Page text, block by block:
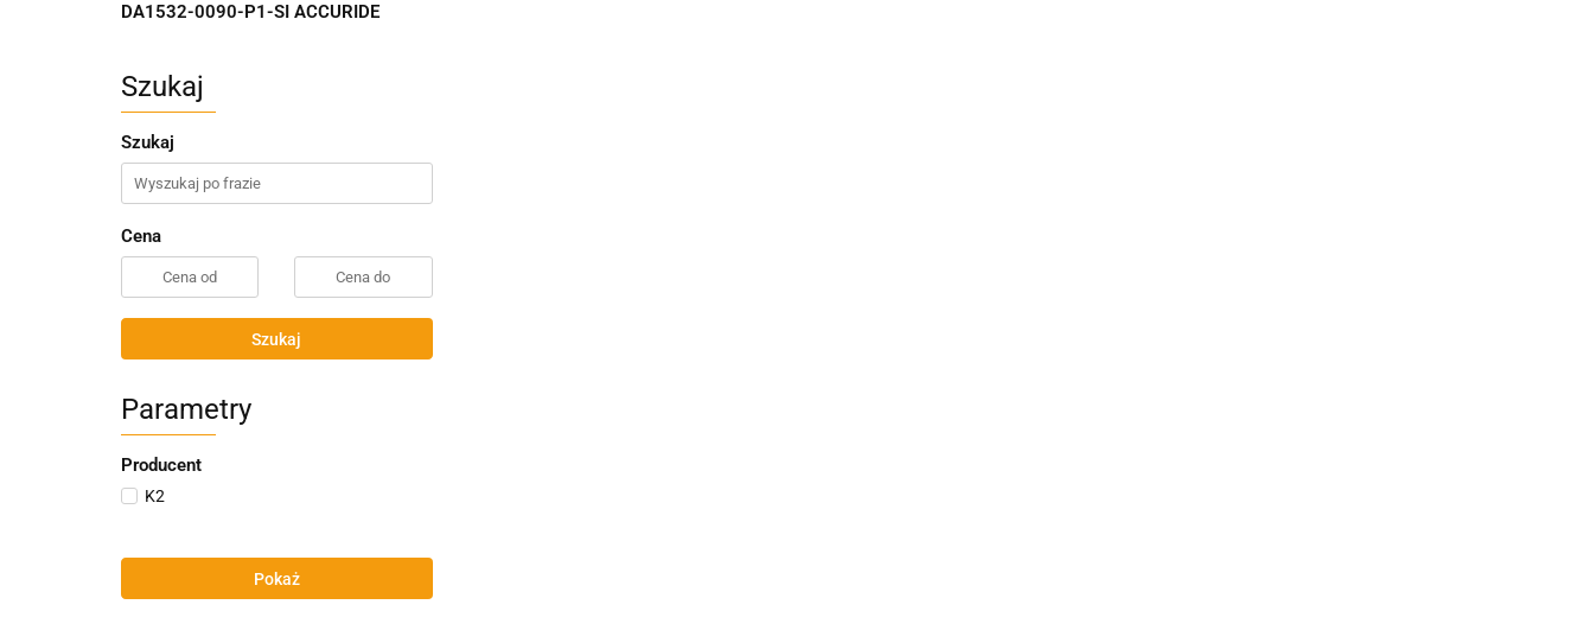
DA1532-0090-P1-SI ACCURIDE
Szukaj
Szukaj
Cena
Szukaj
Parametry
Producent
K2
Pokaż